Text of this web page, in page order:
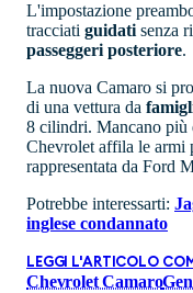
L'impostazione
tracciati guidati senza
passeggeri posteriore.
La nuova Camaro si
di una vettura da
8 cilindri. Mancano più
Chevrolet affila le armi
rappresentata da Ford
Potrebbe interessarti:
inglese condannato
LEGGI L'ARTICOLO
Chevrolet Camaro